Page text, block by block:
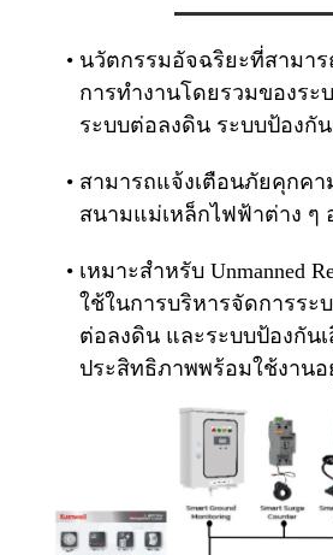
นวัตกรรมอัจฉริยะที่สามา
การทํางานโดยรวมของระ
ระบบต่อลงดิน ระบบป้องกัน
สามารถแจ้งเตือนภัยคุกค
สนามแม่เหล็กไฟฟ้าต่าง ๆ
เหมาะสำหรับ Unmanned
ใช้ในการบริหารจัดการระ
ต่อลงดิน และระบบป้องกัน
ประสิทธิภาพพร้อมใช้งานอ